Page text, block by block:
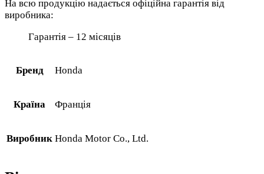
На всю продукцію надається офіційна гарантія від
виробника:
Гарантія – 12 місяців
Бренд Honda
Країна Франція
Виробник Honda Motor Co., Ltd.